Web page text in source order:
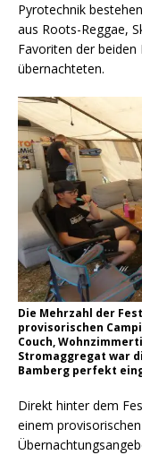
Pyrotechnik
aus Roots-Reggae,
Favoriten der
übernachteten.
Die Mehrzahl der
provisorischen
Couch,
Stromaggregat war
Bamberg perfekt
Direkt hinter dem
einem